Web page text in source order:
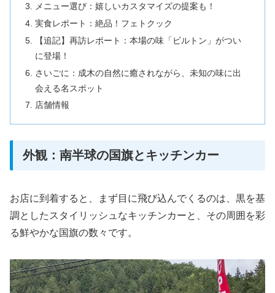
メニュー選び：嬉しいカスタマイズの提案も！
実食レポート：絶品！フェトクック
【追記】再訪レポート：本場の味「ビルトン」がつい
に登場！
さいごに：成木の自然に癒されながら、未知の味に出
会える名スポット
店舗情報
外観：南半球の国旗とキッチンカー
お店に到着すると、まず目に飛び込んでくるのは、黒を基
調としたスタイリッシュなキッチンカーと、その周囲を彩
る鮮やかな国旗の数々です。